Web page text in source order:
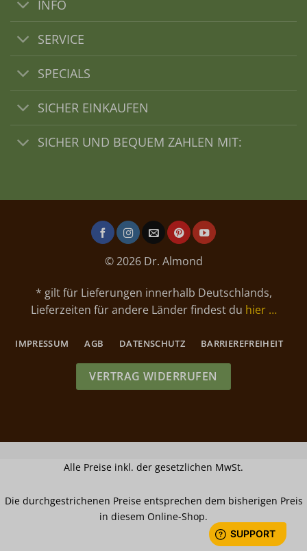
INFO
SERVICE
SPECIALS
SICHER EINKAUFEN
SICHER UND BEQUEM ZAHLEN MIT:
© 2026 Dr. Almond
* gilt für Lieferungen innerhalb Deutschlands,
Lieferzeiten für andere Länder findest du hier …
IMPRESSUM AGB DATENSCHUTZ BARRIEREFREIHEIT
VERTRAG WIDERRUFEN
Alle Preise inkl. der gesetzlichen MwSt.
Die durchgestrichenen Preise entsprechen dem bisherigen Preis
in diesem Online-Shop.